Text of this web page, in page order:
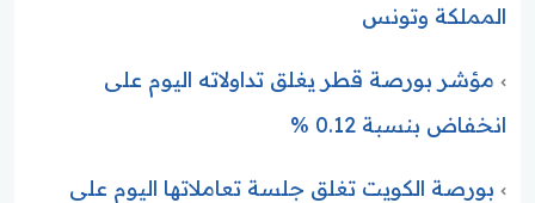
المملكة وتونس
مؤشر بورصة قطر يغلق تداولاته اليوم على
انخفاض بنسبة 0.12 %
بورصة الكويت تغلق جلسة تعاملاتها اليوم على